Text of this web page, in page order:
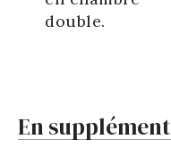
double.
En supplément